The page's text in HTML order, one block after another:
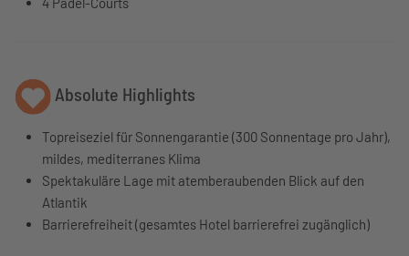
Absolute Highlights
Topreiseziel für Sonnengarantie (300 Sonnentage pro Jahr),
mildes, mediterranes Klima
Spektakuläre Lage mit atemberaubenden Blick auf den
Atlantik
Barrierefreiheit (gesamtes Hotel barrierefrei zugänglich)